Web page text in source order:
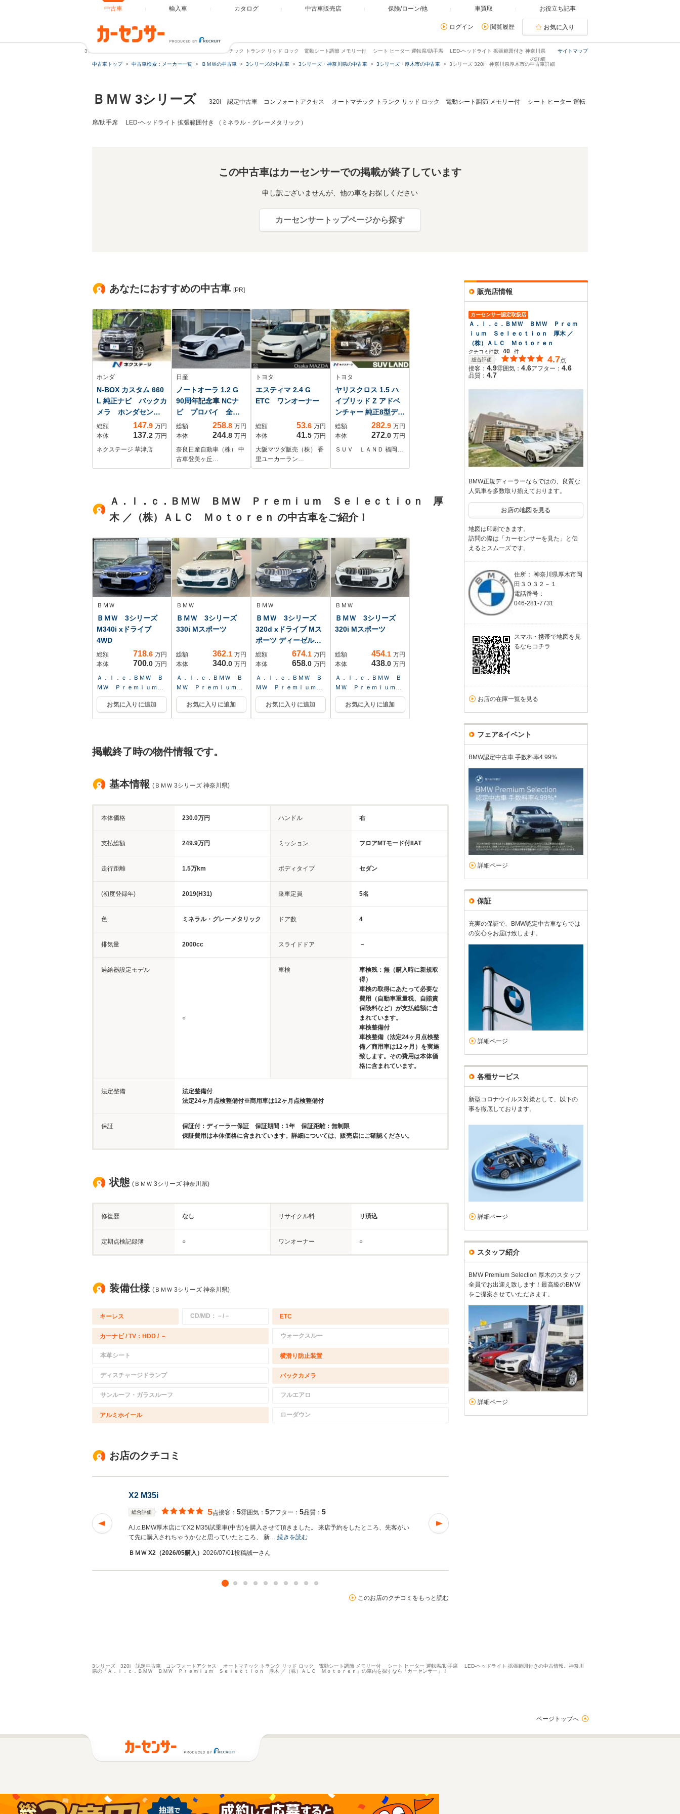
中古車 輸入車 カタログ 中古車販売店 保険/ローン/他 車買取 お役立ち記事
ログイン 閲覧履歴 お気に入り
サイトマップ
3シリーズ 320i 認定中古車 コンフォートアクセス オートマチック トランク リッド ロック 電動シート調節 メモリー付 シート ヒーター 運転席/助手席 LED-ヘッドライト 拡張範囲付き 神奈川県
の詳細
中古車トップ
中古車検索：メーカー一覧 ＢＭＷの中古車 3シリーズの中古車 3シリーズ・神奈川県の中古車 3シリーズ・厚木市の中古車 3シリーズ 320i・神奈川県厚木市の中古車詳細
ＢＭＷ 3シリーズ 320i 認定中古車 コンフォートアクセス オートマチック トランク リッド ロック 電動シート調節 メモリー付 シート ヒーター 運転
席/助手席 LED-ヘッドライト 拡張範囲付き （ミネラル・グレーメタリック）
この中古車はカーセンサーでの掲載が終了しています
申し訳ございませんが、他の車をお探しください
カーセンサートップページから探す
あなたにおすすめの中古車 [PR]
ホンダ
N-BOX カスタム 660
L 純正ナビ バックカ
メラ ホンダセンシ
ング アダプティブ
クルーズ シートヒ
ーター 電動ドア
ド クリアランスソ
ー ETC ドラレ
コ 電動格納ミラー
総額 147.9 万円
本体
137.2 万円
ネクステージ 草津店
日産
ノートオーラ 1.2 G
90周年記念車 NCナ
ビ プロパイ 全周
囲M ドラレコ
ETC2.0 BOSEサウ
ンド シートヒー
タ ワイヤレス充
電 フォグライト
防止 障害物セン
サ ブラインドスポ
ットモニタ ワイヤ
総額 258.8 万円
本体
244.8 万円
奈良日産自動車（株） 中
古車登美ヶ丘…
トヨタ
エスティマ 2.4 G
ETC ワンオーナー
総額 53.6 万円
本体
41.5 万円
大阪マツダ販売（株） 香
里ユーカーラン…
トヨタ
ヤリスクロス 1.5 ハ
イブリッド Z アドベ
ンチャー 純正8型ディ
スプレイオーディ
オ 全周囲カメラ
シートヒーター
レザーシート ドラ
アリングヒーター
パワーシート LED
ヘッド
総額 282.9 万円
本体
272.0 万円
ＳＵＶ ＬＡＮＤ 福岡…
Ａ．ｌ．ｃ．ＢＭＷ ＢＭＷ Ｐｒｅｍｉｕｍ Ｓｅｌｅｃｔｉｏｎ 厚
木 ／（株）ＡＬＣ Ｍｏｔｏｒｅｎ の中古車をご紹介！
ＢＭＷ
ＢＭＷ 3シリーズ
M340i xドライブ
4WD
総額 718.6 万円
本体
700.0 万円
Ａ．ｌ．ｃ．ＢＭＷ Ｂ
ＭＷ Ｐｒｅｍｉｕｍ
Ｓｅｌｅｃｔｉｏｎ 厚
木 ／（株）ＡＬＣ Ｍｏ
お気に入りに追加
ＢＭＷ
ＢＭＷ 3シリーズ
330i Mスポーツ
総額 362.1 万円
本体
340.0 万円
Ａ．ｌ．ｃ．ＢＭＷ Ｂ
ＭＷ Ｐｒｅｍｉｕｍ
Ｓｅｌｅｃｔｉｏｎ 厚
木 ／（株）ＡＬＣ Ｍｏ
お気に入りに追加
ＢＭＷ
ＢＭＷ 3シリーズ
320d xドライブ Mス
ポーツ ディーゼル
タ...
総額 674.1 万円
本体
658.0 万円
Ａ．ｌ．ｃ．ＢＭＷ Ｂ
ＭＷ Ｐｒｅｍｉｕｍ
Ｓｅｌｅｃｔｉｏｎ 厚
木 ／（株）ＡＬＣ Ｍｏ
お気に入りに追加
ＢＭＷ
ＢＭＷ 3シリーズ
320i Mスポーツ
総額 454.1 万円
本体
438.0 万円
Ａ．ｌ．ｃ．ＢＭＷ Ｂ
ＭＷ Ｐｒｅｍｉｕｍ
Ｓｅｌｅｃｔｉｏｎ 厚
木 ／（株）ＡＬＣ Ｍｏ
お気に入りに追加
掲載終了時の物件情報です。
基本情報 (ＢＭＷ 3シリーズ 神奈川県)
本体価格 230.0万円 ハンドル 右
支払総額 249.9万円 ミッション フロアMTモード付8AT
走行距離 1.5万km ボディタイプ セダン
(初度登録年) 2019(H31) 乗車定員 5名
色 ミネラル・グレーメタリック ドア数 4
排気量 2000cc スライドドア －
過給器設定モデル
○
車検
車検残：無（購入時に新規取
得）
車検の取得にあたって必要な
費用（自動車重量税、自賠責
保険料など）が支払総額に含
まれています。
車検整備付
車検整備（法定24ヶ月点検整
備／商用車は12ヶ月）を実施
致します。その費用は本体価
格に含まれています。
法定整備
法定整備付
法定24ヶ月点検整備付※商用車は12ヶ月点検整備付
保証
保証付：ディーラー保証 保証期間：1年 保証距離：無制限
保証費用は本体価格に含まれています。詳細については、販売店にご確認ください。
状態 (ＢＭＷ 3シリーズ 神奈川県)
修復歴 なし リサイクル料 リ済込
定期点検記録簿 ○ ワンオーナー ○
装備仕様 (ＢＭＷ 3シリーズ 神奈川県)
キーレス CD/MD：－/－ ETC
カーナビ / TV：HDD / － ウォークスルー
本革シート 横滑り防止装置
ディスチャージドランプ バックカメラ
サンルーフ・ガラスルーフ フルエアロ
アルミホイール ローダウン
お店のクチコミ
X2 M35i
総合評価 5点接客： 5雰囲気： 5アフター： 5品質： 5
A.l.c.BMW厚木店にてX2 M35i試乗車(中古)を購入させて頂きました。 来店予約をしたところ、先客がい
て先に購入されちゃうかなと思っていたところ、 新… 続きを読む
ＢＭＷ X2（2026/05購入） 2026/07/01投稿誠一さん
このお店のクチコミをもっと読む
販売店情報
カーセンサー認定取扱店
Ａ．ｌ．ｃ．ＢＭＷ ＢＭＷ Ｐｒｅｍ
ｉｕｍ Ｓｅｌｅｃｔｉｏｎ 厚木 ／
（株）ＡＬＣ Ｍｏｔｏｒｅｎ
クチコミ件数 40
件
総合評価
4.7点
接客： 4.9雰囲気： 4.6アフター： 4.6
品質： 4.7
BMW正規ディーラーならではの、良質な
人気車を多数取り揃えております。
お店の地図を見る
地図は印刷できます。
訪問の際は「カーセンサーを見た」と伝
えるとスムーズです。
住所： 神奈川県厚木市岡
田３０３２－１
電話番号：
046-281-7731
スマホ・携帯で地図を見
るならコチラ
お店の在庫一覧を見る
フェア&イベント
BMW認定中古車 手数料率4.99%
詳細ページ
保証
充実の保証で、BMW認定中古車ならでは
の安心をお届け致します。
詳細ページ
各種サービス
新型コロナウイルス対策として、以下の
事を徹底しております。
詳細ページ
スタッフ紹介
BMW Premium Selection 厚木のスタッフ
全員でお出迎え致します！最高級のBMW
をご提案させていただきます。
詳細ページ
3シリーズ 320i 認定中古車 コンフォートアクセス オートマチック トランク リッド ロック 電動シート調節 メモリー付 シート ヒーター 運転席/助手席 LED-ヘッドライト 拡張範囲付きの中古情報。神奈川
県の「Ａ．ｌ．ｃ．ＢＭＷ ＢＭＷ Ｐｒｅｍｉｕｍ Ｓｅｌｅｃｔｉｏｎ 厚木 ／（株）ＡＬＣ Ｍｏｔｏｒｅｎ」の車両を探すなら「カーセンサー」！
ページトップへ